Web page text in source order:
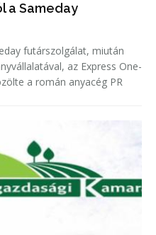
a Sameday
futárszolgálat, miután
az Express One-
a román anyacég PR